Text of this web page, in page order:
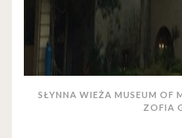
SŁYNNA WIEŻA MUSEUM OF
ZOFIA